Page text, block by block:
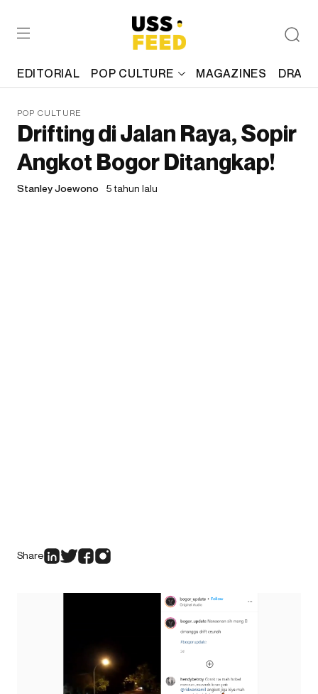
EDITORIAL POP CULTURE MAGAZINES
POP CULTURE
Drifting di Jalan Raya, Sopir
Angkot Bogor Ditangkap!
Stanley Joewono 5 tahun lalu
Share